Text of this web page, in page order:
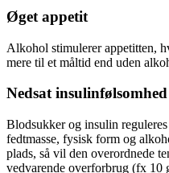
Øget appetit
Alkohol stimulerer appetitten,
mere til et måltid end uden
Nedsat insulinfølsomhed
Blodsukker og insulin
fedtmasse, fysisk form og
plads, så vil den overordnede
vedvarende overforbrug (fx 10